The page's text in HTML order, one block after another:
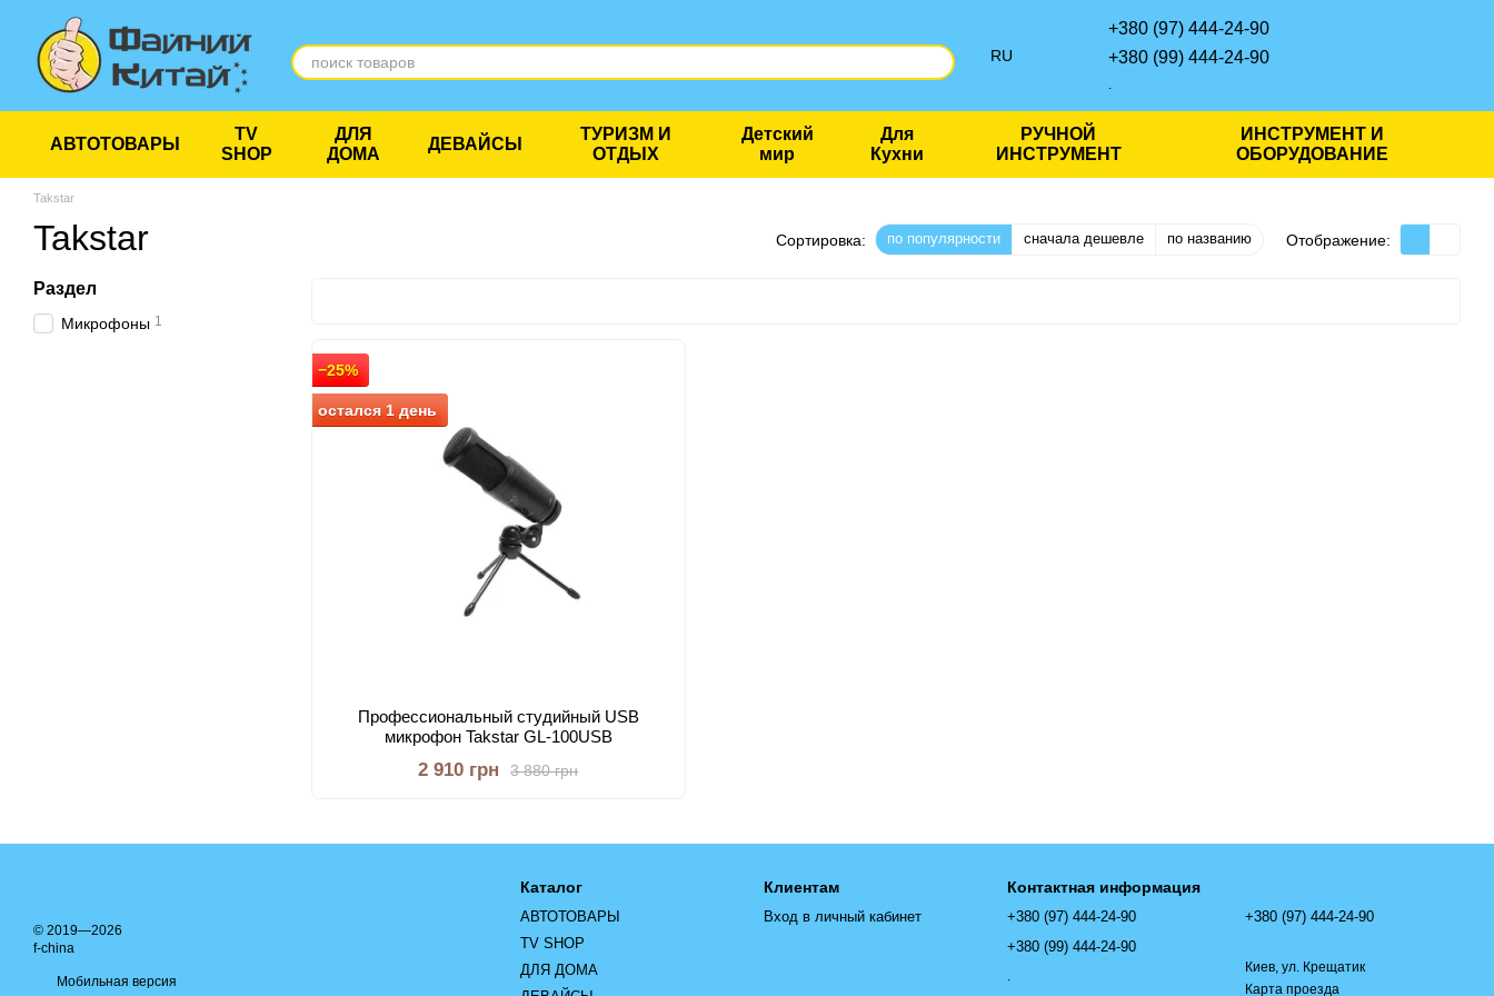
Перейти к основному контенту
RU
+380 (97) 444-24-90
+380 (99) 444-24-90
АВТОТОВАРЫ
TV
SHOP
ДЛЯ
ДОМА
ДЕВАЙСЫ
ТУРИЗМ И
ОТДЫХ
Детский
мир
Для
Кухни
РУЧНОЙ
ИНСТРУМЕНТ
ИНСТРУМЕНТ И
ОБОРУДОВАНИЕ
Takstar
Takstar Сортировка: по популярности сначала дешевле по названию Отображение:
−25%
остался 1 день
Профессиональный студийный USB
микрофон Takstar GL-100USB
3 880 грн
2 910 грн
Раздел
Микрофоны 1
© 2019—2026
f-china
Мобильная версия
Каталог
АВТОТОВАРЫ
TV SHOP
ДЛЯ ДОМА
Клиентам
Вход в личный кабинет
Контактная информация
+380 (97) 444-24-90
+380 (99) 444-24-90
.
+380 (97) 444-24-90
Киев, ул. Крещатик
Карта проезда